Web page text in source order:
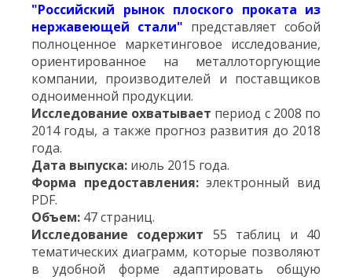
"Российский рынок плоского проката из
нержавеющей стали" представляет собой
полноценное маркетинговое исследование,
ориентированное на металлоторгующие
компании, производителей и поставщиков
одноименной продукции.
Исследование охватывает период с 2008 по
2014 годы, а также прогноз развития до 2018
года.
Дата выпуска: июль 2015 года.
Форма предоставления:электронный вид
PDF.
Объем: 47 страниц.
Исследование содержит 55 таблиц и 40
тематических диаграмм, которые позволяют
в удобной форме адаптировать общую